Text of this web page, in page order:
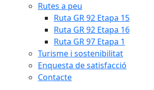
Rutes a peu
Ruta GR 92 Etapa 15
Ruta GR 92 Etapa 16
Ruta GR 97 Etapa 1
Turisme i sostenibilitat
Enquesta de satisfacció
Contacte